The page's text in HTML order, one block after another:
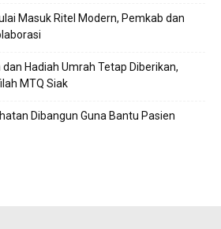
Masuk Ritel Modern, Pemkab dan
dan Hadiah Umrah Tetap Diberikan,
MTQ Siak
Dibangun Guna Bantu Pasien